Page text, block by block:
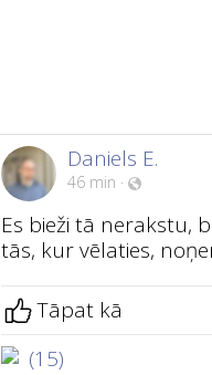
Daniels E.
46 min ·
Es bieži tā nerakstu,
tās, kur vēlaties,
Tāpat kā
(15)